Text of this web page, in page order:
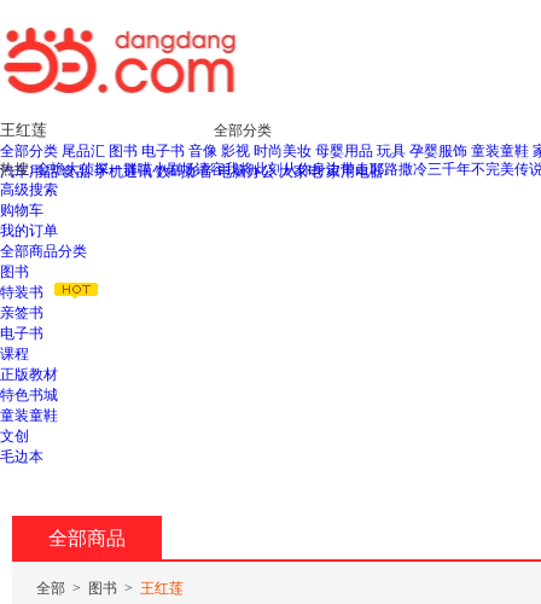
全部分类
全部分类 尾品汇 图书 电子书 音像 影视 时尚美妆 母婴用品 玩具 孕婴服饰 童装童鞋
汽车用品 食品 手机通讯 数码影音 电脑办公 大家电 家用电器
热搜:金蟾大侦探一群喵小剧场请容我将此刻从你身边带走耶路撒冷三千年不完美传
高级搜索
购物车
我的订单
全部商品分类
图书
特装书
亲签书
电子书
课程
正版教材
特色书城
童装童鞋
文创
毛边本
全部商品
全部 > 图书 > 王红莲
窗
口
打
开
障
碍
说
明
页
面,
按
Ctrl
加
波
浪
键
打
开
导
盲
模